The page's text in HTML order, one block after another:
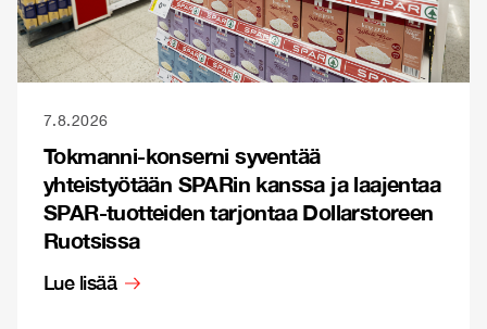
7.8.2026
Tokmanni-konserni syventää
yhteistyötään SPARin kanssa ja laajentaa
SPAR-tuotteiden tarjontaa Dollarstoreen
Ruotsissa
Lue lisää